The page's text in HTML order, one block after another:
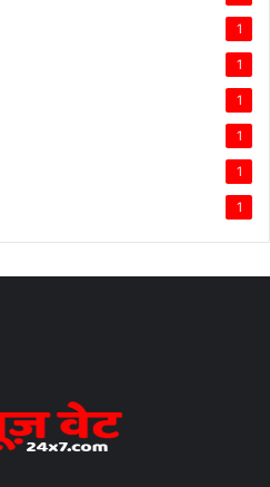
1
1
1
1
1
1